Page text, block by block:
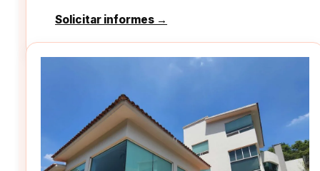
Solicitar informes →